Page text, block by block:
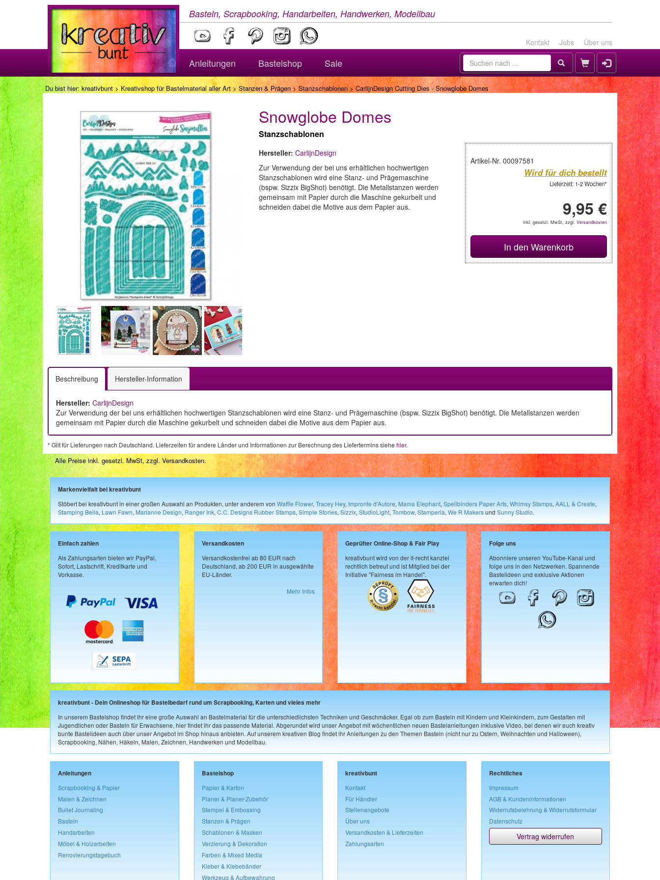
Basteln, Scrapbooking, Handarbeiten, Handwerken, Modellbau
Kontakt Jobs Über uns
Anleitungen Bastelshop Sale
Du bist hier: kreativbunt > Kreativshop für Bastelmaterial aller Art> Stanzen & Prägen >Stanzschablonen > CarlijnDesign Cutting Dies - Snowglobe Domes
Snowglobe Domes
Stanzschablonen
Artikel-Nr. 00097581
Wird für dich bestellt
Lieferzeit: 1-2 Wochen*
9,95 €
inkl. gesetzl. MwSt, zzgl. Versandkosten
In den Warenkorb
Hersteller: CarlijnDesign
Zur Verwendung der bei uns erhältlichen hochwertigen
Stanzschablonen wird eine Stanz- und Prägemaschine
(bspw. Sizzix BigShot) benötigt. Die Metallstanzen werden
gemeinsam mit Papier durch die Maschine gekurbelt und
schneiden dabei die Motive aus dem Papier aus.
Beschreibung Hersteller-Information
Hersteller: CarlijnDesign
Zur Verwendung der bei uns erhältlichen hochwertigen Stanzschablonen wird eine Stanz- und Prägemaschine (bspw. Sizzix BigShot) benötigt. Die Metallstanzen werden
gemeinsam mit Papier durch die Maschine gekurbelt und schneiden dabei die Motive aus dem Papier aus.
* Gilt für Lieferungen nach Deutschland. Lieferzeiten für andere Länder und Informationen zur Berechnung des Liefertermins siehe hier.
Alle Preise inkl. gesetzl. MwSt, zzgl. Versandkosten.
Markenvielfalt bei kreativbunt
Stöbert bei kreativbunt in einer großen Auswahl an Produkten, unter anderem von Waffle Flower, Tracey Hey, Impronte d'Autore, Mama Elephant, Spellbinders Paper Arts, Whimsy Stamps, AALL & Create,
Stamping Bella, Lawn Fawn, Marianne Design, Ranger Ink, C.C. Designs Rubber Stamps, Simple Stories, Sizzix, StudioLight, Tombow, Stamperia, We R Makersund Sunny Studio.
Einfach zahlen
Als Zahlungsarten bieten wir PayPal,
Sofort, Lastschrift, Kreditkarte und
Vorkasse.
Versandkosten
Versandkostenfrei ab 80 EUR nach
Deutschland, ab 200 EUR in ausgewählte
EU-Länder.
Mehr Infos
Geprüfter Online-Shop & Fair Play
kreativbunt wird von der it-recht kanzlei
rechtlich betreut und ist Mitglied bei der
Initiative "Fairness im Handel".
Folge uns
Abonniere unseren YouTube-Kanal und
folge uns in den Netzwerken. Spannende
Bastelideen und exklusive Aktionen
erwarten dich!
kreativbunt - Dein Onlineshop für Bastelbedarf rund um Scrapbooking, Karten und vieles mehr
In unserem Bastelshop findet ihr eine große Auswahl an Bastelmaterial für die unterschiedlichsten Techniken und Geschmäcker. Egal ob zum Basteln mit Kindern und Kleinkindern, zum Gestalten mit
Jugendlichen oder Basteln für Erwachsene, hier findet ihr das passende Material. Abgerundet wird unser Angebot mit wöchentlichen neuen Bastelanleitungen inklusive Video, bei denen wir euch kreativ
bunte Bastelideen auch über unser Angebot im Shop hinaus anbieten. Auf unserem kreativen Blog findet ihr Anleitungen zu den Themen Basteln (nicht nur zu Ostern, Weihnachten und Halloween),
Scrapbooking, Nähen, Häkeln, Malen, Zeichnen, Handwerken und Modellbau.
Anleitungen
Scrapbooking & Papier
Malen & Zeichnen
Bullet Journaling
Basteln
Handarbeiten
Möbel & Holzarbeiten
Renovierungstagebuch
Bastelshop
Papier & Karton
Planer & Planer-Zubehör
Stempel & Embossing
Stanzen & Prägen
Schablonen & Masken
Verzierung & Dekoration
Farben & Mixed Media
Kleber & Klebebänder
Werkzeug & Aufbewahrung
kreativbunt
Kontakt
Für Händler
Stellenangebote
Über uns
Versandkosten & Lieferzeiten
Zahlungsarten
Rechtliches
Impressum
AGB & Kundeninformationen
Widerrufsbelehrung & Widerrufsformular
Datenschutz
Vertrag widerrufen